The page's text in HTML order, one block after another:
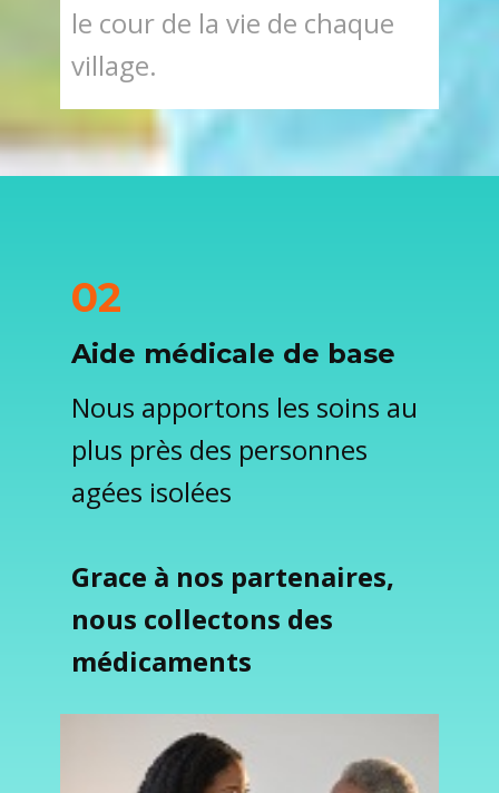
le cour de la vie de chaque
village.
02
Aide médicale de base
Nous apportons les soins au
plus près des personnes
agées isolées
Grace à nos partenaires,
nous collectons des
médicaments